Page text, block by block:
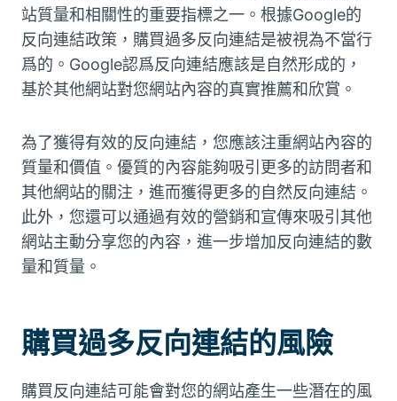
站質量和相關性的重要指標之一。根據Google的
反向連結政策，購買過多反向連結是被視為不當行
爲的。Google認爲反向連結應該是自然形成的，
基於其他網站對您網站內容的真實推薦和欣賞。
為了獲得有效的反向連結，您應該注重網站內容的
質量和價值。優質的內容能夠吸引更多的訪問者和
其他網站的關注，進而獲得更多的自然反向連結。
此外，您還可以通過有效的營銷和宣傳來吸引其他
網站主動分享您的內容，進一步增加反向連結的數
量和質量。
購買過多反向連結的風險
購買反向連結可能會對您的網站產生一些潛在的風